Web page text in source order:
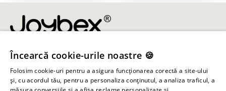
info@joybex.ro
Linkuri utile
Încearcă cookie-urile noastre 🍪
Folosim cookie-uri pentru a asigura funcționarea corectă a site-ului
și, cu acordul tău, pentru a personaliza conținutul, a analiza traficul, a